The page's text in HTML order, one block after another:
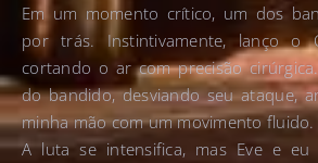
Em um momento crítico, um dos
por trás. Instintivamente, lanço o
cortando o ar com precisão
do bandido, desviando seu ataque,
minha mão com um movimento fluido.
A luta se intensifica, mas Eve e eu